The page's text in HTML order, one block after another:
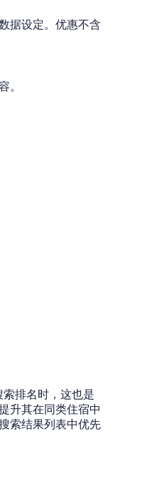
据设定。优惠不含
。
排名时，这也是
升其在同类住宿中
索结果列表中优先